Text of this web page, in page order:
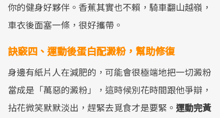
你的健身好夥伴。香蕉其實也不賴，騎車翻山越嶺，
車衣後面塞一條，很好攜帶。
訣竅四、運動後蛋白配澱粉，幫助修復
身邊有紙片人在減肥的，可能會很極端地把一切澱粉
當成是「萬惡的澱粉」，這時候別花時間跟他爭辯，
拈花微笑默默淡出，趕緊去覓食才是要緊。 運動完黃